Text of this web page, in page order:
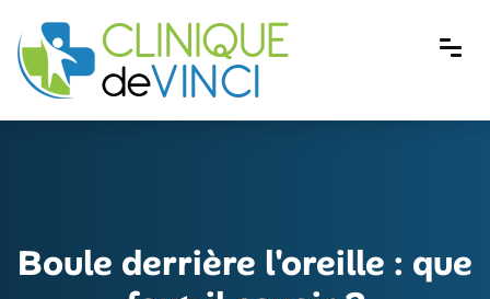
Boule derrière l'oreille : que